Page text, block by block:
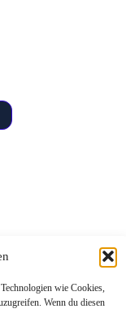
wie Cookies,
Wenn du diesen